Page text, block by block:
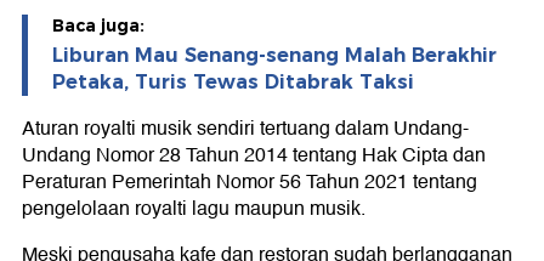
Baca juga:
Liburan Mau Senang-senang Malah Berakhir
Petaka, Turis Tewas Ditabrak Taksi
Aturan royalti musik sendiri tertuang dalam Undang-
Undang Nomor 28 Tahun 2014 tentang Hak Cipta dan
Peraturan Pemerintah Nomor 56 Tahun 2021 tentang
pengelolaan royalti lagu maupun musik.